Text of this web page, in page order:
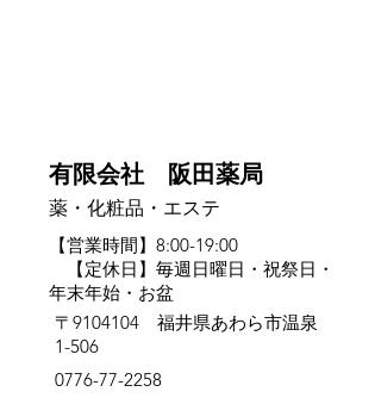
有限会社 阪田薬局
薬・化粧品・エステ
【営業時間】8:00-19:00
【定休日】毎週日曜日・祝祭日・
年末年始・お盆
〒9104104 福井県あわら市温泉
1-506
0776-77-2258